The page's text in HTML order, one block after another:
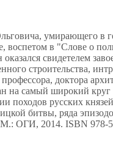
умирающего
воспетом в "Слове о
свидетелем
строительства,
доктора
на самый широкий
походов русских
битвы, ряда
М.: ОГИ, 2014. ISBN 978-